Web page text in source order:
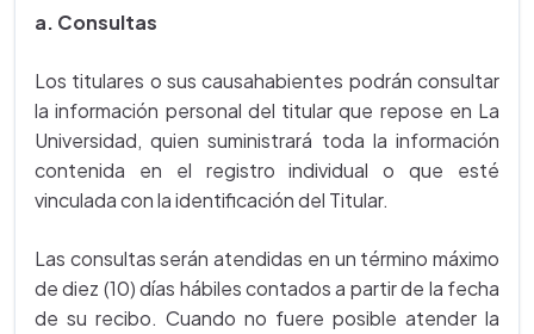
a. Consultas
Los titulares o sus causahabientes podrán consultar
la información personal del titular que repose en La
Universidad, quien suministrará toda la información
contenida en el registro individual o que esté
vinculada con la identificación del Titular.
Las consultas serán atendidas en un término máximo
de diez (10) días hábiles contados a partir de la fecha
de su recibo. Cuando no fuere posible atender la